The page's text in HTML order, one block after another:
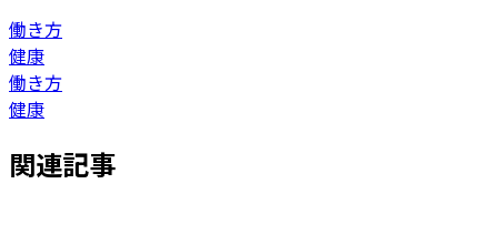
働き方
健康
働き方
健康
関連記事